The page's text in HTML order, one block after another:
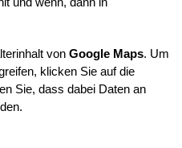
von Google Maps. Um
klicken Sie auf die
Sie, dass dabei Daten an